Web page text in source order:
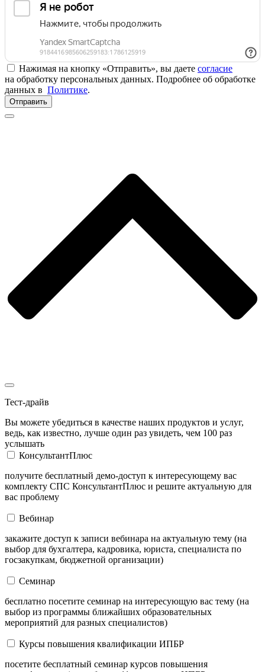
Нажимая на кнопку «Отправить», вы даете согласие
на обработку персональных данных. Подробнее об обработке
данных в Политике.
Отправить
Тест-драйв
Вы можете убедиться в качестве наших продуктов и услуг,
ведь, как известно, лучше один раз увидеть, чем 100 раз
услышать
КонсультантПлюс
получите бесплатный демо-доступ к интересующему вас
комплекту СПС КонсультантПлюс и решите актуальную для
вас проблему
Вебинар
закажите доступ к записи вебинара на актуальную тему (на
выбор для бухгалтера, кадровика, юриста, специалиста по
госзакупкам, бюджетной организации)
Семинар
бесплатно посетите семинар на интересующую вас тему (на
выбор из программы ближайших образовательных
мероприятий для разных специалистов)
Курсы повышения квалификации ИПБР
посетите бесплатный семинар курсов повышения